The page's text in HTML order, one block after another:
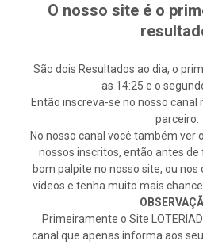
O nosso site é o
São dois Resultados ao dia, o
as 14:25 e o
Então inscreva-se no nosso canal
parceiro.
No nosso canal você também ver
nossos inscritos, então antes
bom palpite no nosso site, ou
videos e tenha muito mais
Primeiramente o Site
canal que apenas informa aos